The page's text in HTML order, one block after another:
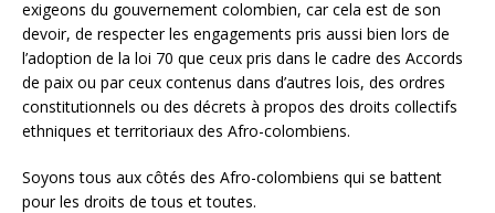
exigeons du gouvernement colombien, car cela est de son
devoir, de respecter les engagements pris aussi bien lors de
l’adoption de la loi 70 que ceux pris dans le cadre des Accords
de paix ou par ceux contenus dans d’autres lois, des ordres
constitutionnels ou des décrets à propos des droits collectifs
ethniques et territoriaux des Afro-colombiens.
Soyons tous aux côtés des Afro-colombiens qui se battent
pour les droits de tous et toutes.